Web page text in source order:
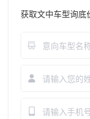
获取文中车型询底